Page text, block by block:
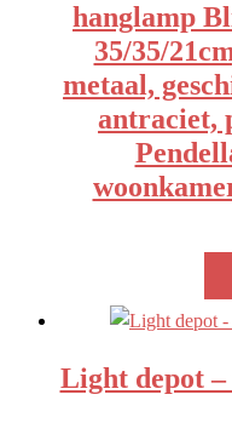
hanglamp
35/35/
metaal,
antraciet,
Light depot